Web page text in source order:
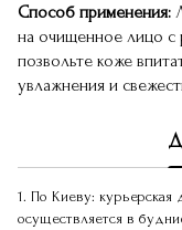
Способ применения:
на очищенное лицо с
позвольте коже
увлажнения и
1. По Киеву: курьерская
осуществляется в